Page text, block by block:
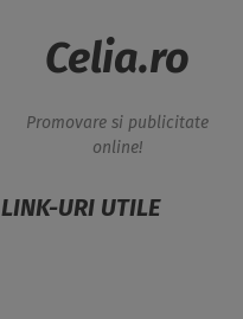
Celia.ro
Promovare si publicitate
online!
LINK-URI UTILE